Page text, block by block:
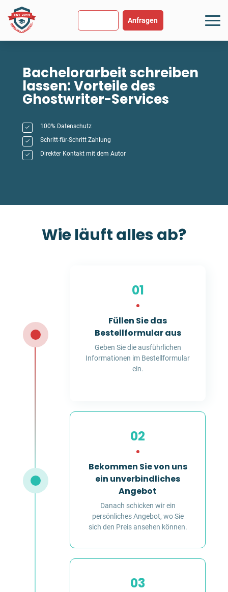
894 Bewertungen SEHR GUT
Anfragen
Bachelorarbeit schreiben
lassen: Vorteile des
Ghostwriter-Services
100% Datenschutz
Schritt-für-Schritt Zahlung
Direkter Kontakt mit dem Autor
Wie läuft alles ab?
01
Füllen Sie das
Bestellformular aus
Geben Sie die ausführlichen
Informationen im Bestellformular
ein.
02
Bekommen Sie von uns
ein unverbindliches
Angebot
Danach schicken wir ein
persönliches Angebot, wo Sie
sich den Preis ansehen können.
03